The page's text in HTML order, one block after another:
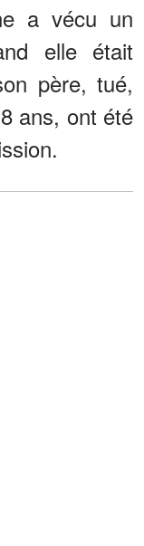
a vécu un
elle était
père, tué,
ans, ont été